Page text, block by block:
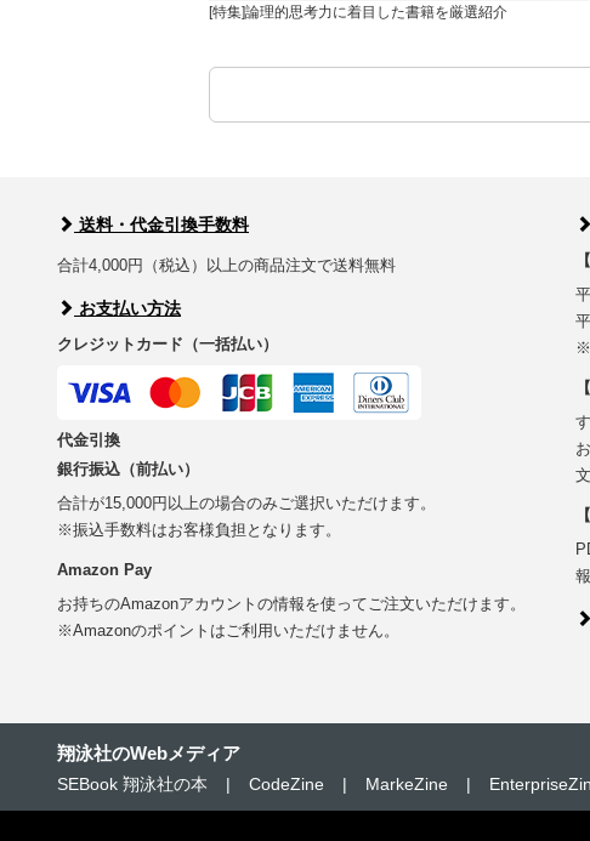
[特集]論理的思考力に着目した書籍を厳選紹介
送料・代金引換手数料
合計4,000円（税込）以上の商品注文で送料無料
お支払い方法
クレジットカード（一括払い）
代金引換
銀行振込（前払い）
合計が15,000円以上の場合のみご選択いただけます。
※振込手数料はお客様負担となります。
Amazon Pay
お持ちのAmazonアカウントの情報を使ってご注文いただけます。
※Amazonのポイントはご利用いただけません。
※
翔泳社のWebメディア
SEBook 翔泳社の本 | CodeZine | MarkeZine |